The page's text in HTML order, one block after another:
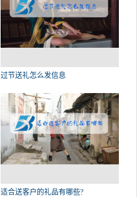
过节送礼怎么发信息
适合送客户的礼品有哪些?